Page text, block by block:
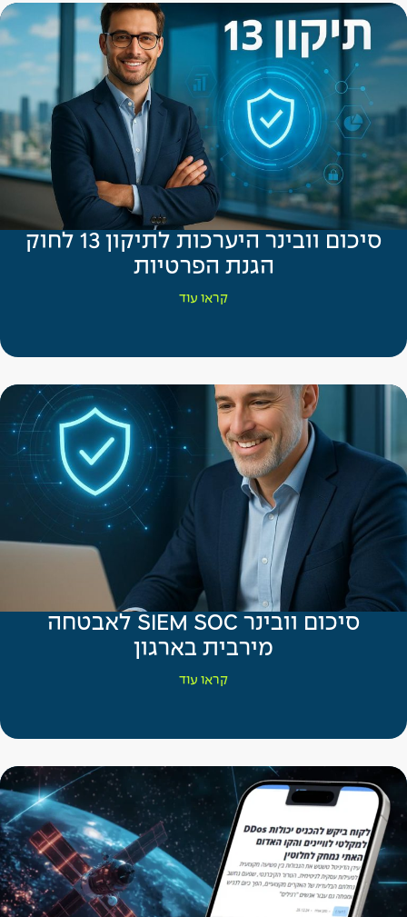
סיכום וובינר היערכות לתיקון 13 לחוק
הגנת הפרטיות
קראו עוד
סיכום וובינר SIEM SOC לאבטחה
מירבית בארגון
קראו עוד